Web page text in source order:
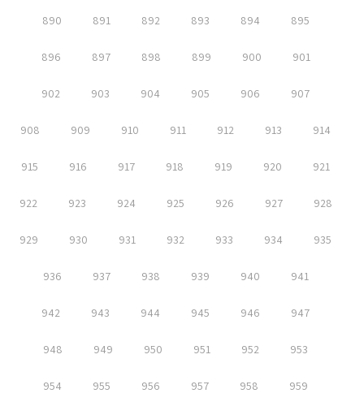
890 891 892 893 894 895
896 897 898 899 900 901
902 903 904 905 906 907
908 909 910 911 912 913 914
915 916 917 918 919 920 921
922 923 924 925 926 927 928
929 930 931 932 933 934 935
936 937 938 939 940 941
942 943 944 945 946 947
948 949 950 951 952 953
954 955 956 957 958 959